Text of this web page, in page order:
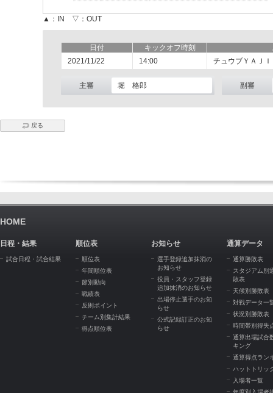
▲：IN ▽：OUT
日付 キックオフ時刻
2021/11/22
14:00 チュウブＹＡＪ
主審 堀 格郎 副審
戻る
HOME
日程・結果
試合日程・試合結果
順位表
順位表
年間順位表
節別動向
戦績表
反則ポイント
チーム別集計結果
得点順位表
お知らせ
選手登録追加抹消の
お知らせ
役員・スタッフ登録
追加抹消のお知らせ
出場停止選手のお知
らせ
公式記録訂正のお知
らせ
通算データ
通算勝敗表
スタジアム別
敗表
天候別勝敗表
対戦データ一
状況別勝敗表
時間帯別得失
通算出場試合
キング
通算得点ラン
ハットトリッ
入場者一覧